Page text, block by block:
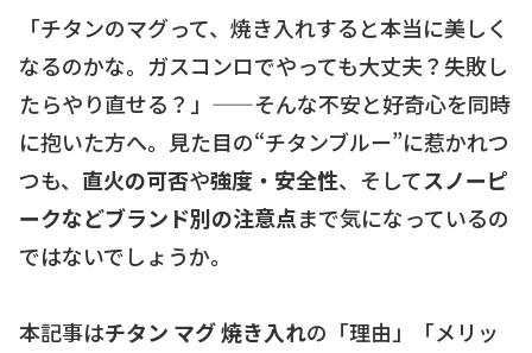
「チタンのマグって、焼き入れすると本当に美しく
なるのかな。ガスコンロでやっても大丈夫？失敗し
たらやり直せる？」——そんな不安と好奇心を同時
に抱いた方へ。見た目の“チタンブルー”に惹かれつ
つも、 直火の可否や強度・安全性、そしてスノーピ
ークなどブランド別の注意点まで気になっているの
ではないでしょうか。
本記事はチタン マグ 焼き入れの「理由」「メリッ